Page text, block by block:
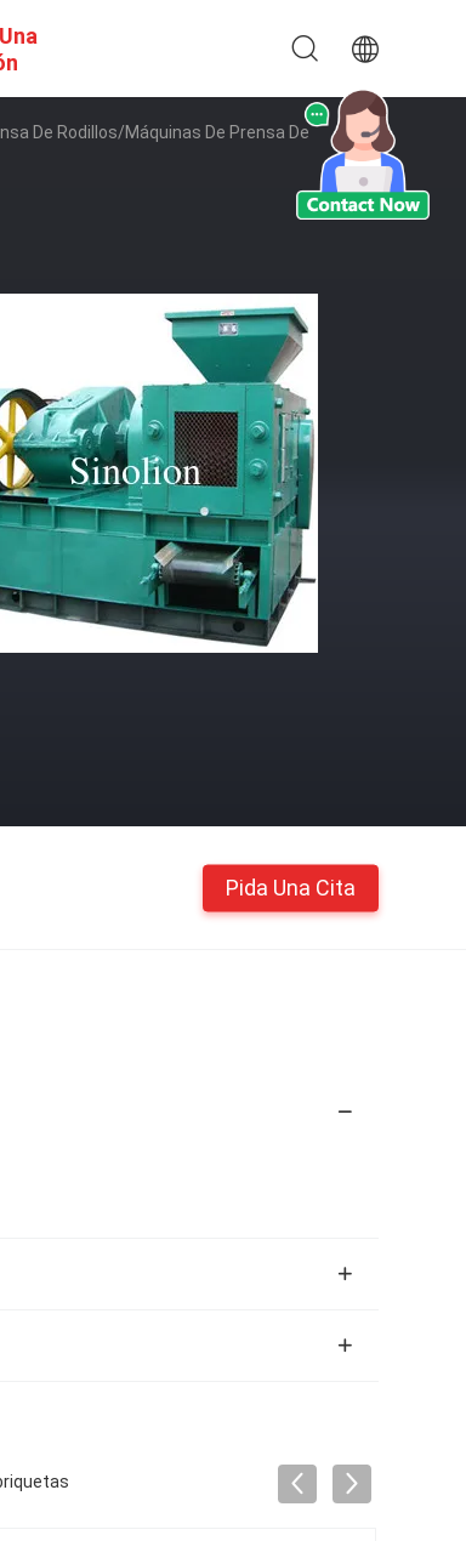
De Rodillos/máquinas De Prensa De
Pida Una Cita